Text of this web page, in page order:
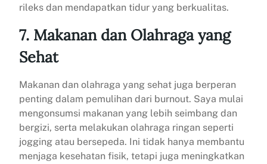
rileks dan mendapatkan tidur yang berkualitas.
7. Makanan dan Olahraga yang
Sehat
Makanan dan olahraga yang sehat juga berperan
penting dalam pemulihan dari burnout. Saya mulai
mengonsumsi makanan yang lebih seimbang dan
bergizi, serta melakukan olahraga ringan seperti
jogging atau bersepeda. Ini tidak hanya membantu
menjaga kesehatan fisik, tetapi juga meningkatkan